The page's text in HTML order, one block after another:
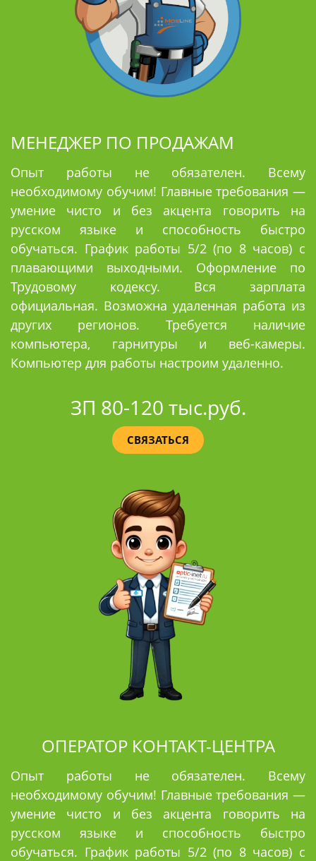
МЕНЕДЖЕР ПО ПРОДАЖАМ
Опыт работы не обязателен. Всему
необходимому обучим! Главные требования —
умение чисто и без акцента говорить на
русском языке и способность быстро
обучаться. График работы 5/2 (по 8 часов) с
плавающими выходными. Оформление по
Трудовому кодексу. Вся зарплата
официальная. Возможна удаленная работа из
других регионов. Требуется наличие
компьютера, гарнитуры и веб-камеры.
Компьютер для работы настроим удаленно.
ЗП 80-120 тыс.руб.
СВЯЗАТЬСЯ
ОПЕРАТОР КОНТАКТ-ЦЕНТРА
Опыт работы не обязателен. Всему
необходимому обучим! Главные требования —
умение чисто и без акцента говорить на
русском языке и способность быстро
обучаться. График работы 5/2 (по 8 часов) с